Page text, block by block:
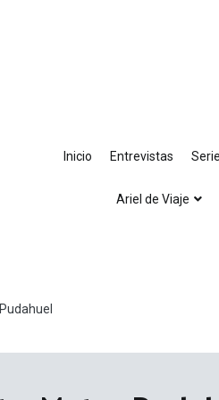
Inicio Entrevistas
Ariel de Viaje